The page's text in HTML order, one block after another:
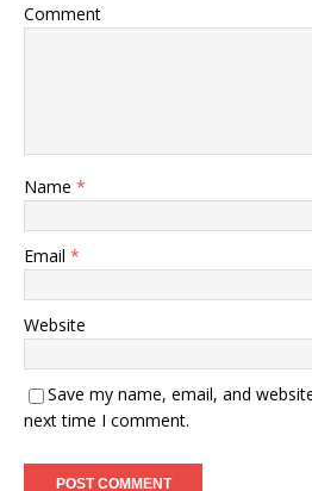
Comment
Name *
Email *
Website
Save my name, email, and
next time I comment.